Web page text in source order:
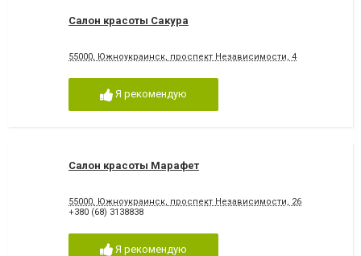
Салон красоты Сакура
55000, Южноукраинск, проспект Независимости, 4
Я рекомендую
Салон красоты Марафет
55000, Южноукраинск, проспект Независимости, 26
+380 (68) 3138838
Я рекомендую